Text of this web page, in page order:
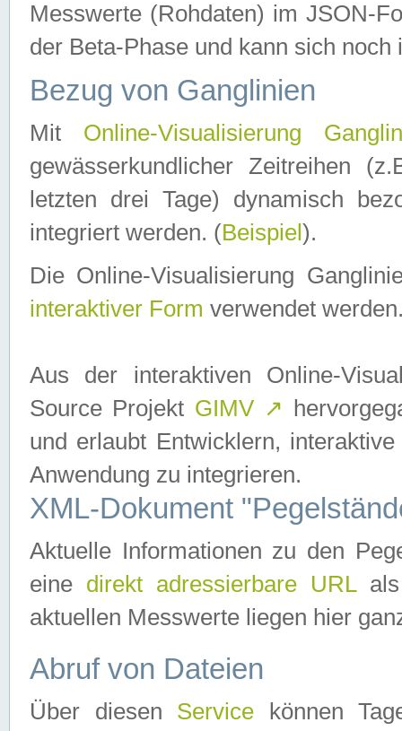
Messwerte (Rohdaten) im JSON-
der Beta-Phase und kann sich noch
Bezug von Ganglinien
Mit Online-Visualisierung
gewässerkundlicher Zeitreihen
letzten drei Tage) dynamisch
integriert werden. (Beispiel ).
Die Online-Visualisierung
interaktiver Form verwendet
Aus der interaktiven Online-
Source Projekt GIMV ↗
und erlaubt Entwicklern,
Anwendung zu integrieren.
XML-Dokument
Aktuelle Informationen zu den
eine direkt adressierbare URLals
aktuellen Messwerte liegen hier
Abruf von Dateien
Über diesen Service können